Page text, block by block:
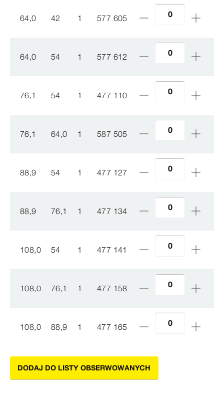
64,0 42 1 577 605
64,0 54 1 577 612
76,1 54 1 477 110
76,1 64,0 1 587 505
88,9 54 1 477 127
88,9 76,1 1 477 134
108,0 54 1 477 141
108,0 76,1 1 477 158
108,0 88,9 1 477 165
DODAJ DO LISTY OBSERWOWANYCH